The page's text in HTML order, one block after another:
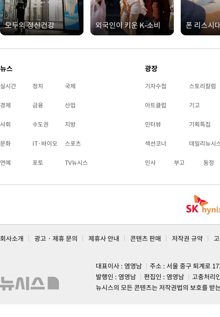
모두의 정신건강 외국인이 키운 K-소비 폰 리스시
뉴스
실시간 정치 국제
경제 금융 산업
사회 수도권 지방
문화 IT·바이오 스포츠
연예 포토 TV뉴시스
광장
기자수첩 스토리칼럼
아트클럽 기고
인터뷰 기획특집
섹션코너 데일리뉴시
인사 부고 동정
회사소개 광고 · 제휴 문의 제휴사 안내 콘텐츠 판매 저작권 규약
대표이사 : 염영남
주소 : 서울 중구 퇴계로
발행인 : 염영남
편집인 : 염영남
고충처리
뉴시스의 모든 콘텐츠는 저작권법의 보호를